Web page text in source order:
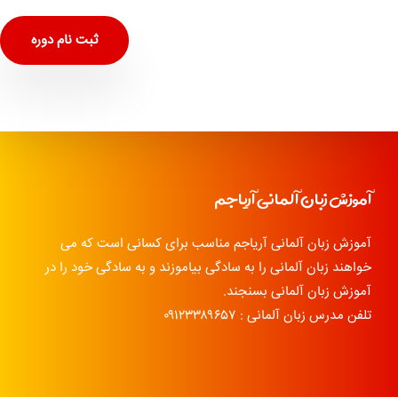
ثبت نام دوره
آموزش زبان آلمانی آریاجم
آموزش زبان آلمانی آریاجم مناسب برای کسانی است که می
خواهند زبان آلمانی را به سادگی بیاموزند و به سادگی خود را در
آموزش زبان آلمانی بسنجند.
تلفن مدرس زبان آلمانی : ۰۹۱۲۳۳۸۹۶۵۷